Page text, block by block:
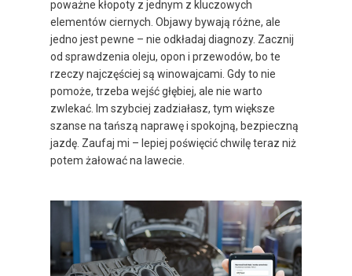
poważne kłopoty z jednym z kluczowych
elementów ciernych. Objawy bywają różne, ale
jedno jest pewne – nie odkładaj diagnozy. Zacznij
od sprawdzenia oleju, opon i przewodów, bo te
rzeczy najczęściej są winowajcami. Gdy to nie
pomoże, trzeba wejść głębiej, ale nie warto
zwlekać. Im szybciej zadziałasz, tym większe
szanse na tańszą naprawę i spokojną, bezpieczną
jazdę. Zaufaj mi – lepiej poświęcić chwilę teraz niż
potem żałować na lawecie.